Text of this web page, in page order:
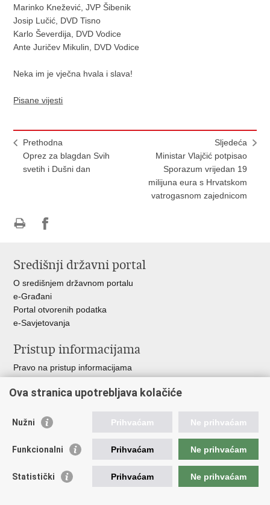
Marinko Knežević, JVP Šibenik
Josip Lučić, DVD Tisno
Karlo Ševerdija, DVD Vodice
Ante Juričev Mikulin, DVD Vodice
Neka im je vječna hvala i slava!
Pisane vijesti
Prethodna
Oprez za blagdan Svih
svetih i Dušni dan
Sljedeća
Ministar Vlajčić potpisao
Sporazum vrijedan 19
milijuna eura s Hrvatskom
vatrogasnom zajednicom
Facebooku
Središnji državni portal
O središnjem državnom portalu
e-Građani
Portal otvorenih podatka
e-Savjetovanja
Pristup informacijama
Pravo na pristup informacijama
Pozivi za žurnu pomoć
Vlada RH
Muzej hrvatskog vatrogastva
Ova stranica upotrebljava kolačiće
Nužni Prihvaćam Ne prihvaćam
Funkcionalni Prihvaćam Ne prihvaćam
Statistički Prihvaćam Ne prihvaćam